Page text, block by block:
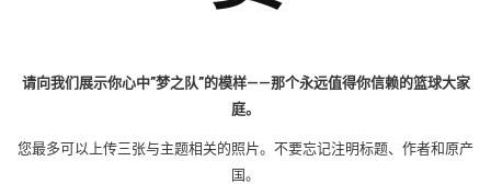
请向我们展示你心中”梦之队”的模样——那个永远值得你信赖的篮球大家
庭。
您最多可以上传三张与主题相关的照片。不要忘记注明标题、作者和原产
国。